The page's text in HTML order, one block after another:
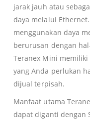
jarak jauh atau
daya melalui
menggunakan daya
berurusan dengan
Teranex Mini memiliki
yang Anda perlukan
dijual terpisah.
Manfaat utama
dapat diganti dengan